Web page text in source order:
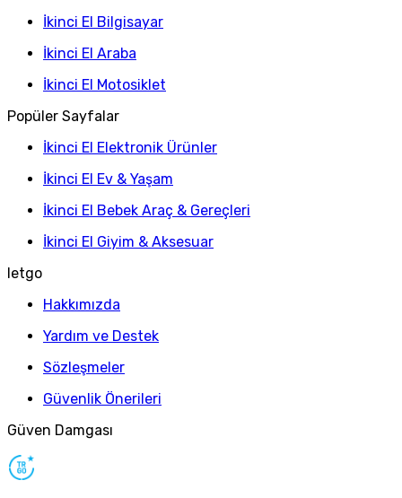
İkinci El Bilgisayar
İkinci El Araba
İkinci El Motosiklet
Popüler Sayfalar
İkinci El Elektronik Ürünler
İkinci El Ev & Yaşam
İkinci El Bebek Araç & Gereçleri
İkinci El Giyim & Aksesuar
letgo
Hakkımızda
Yardım ve Destek
Sözleşmeler
Güvenlik Önerileri
Güven Damgası